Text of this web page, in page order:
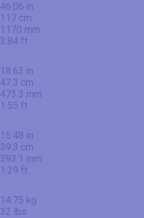
46.06 in
117 cm
1170 mm
3.84 ft
18.63 in
47.3 cm
473.3 mm
1.55 ft
15.48 in
39.3 cm
393.1 mm
1.29 ft
14.75 kg
32 lbs